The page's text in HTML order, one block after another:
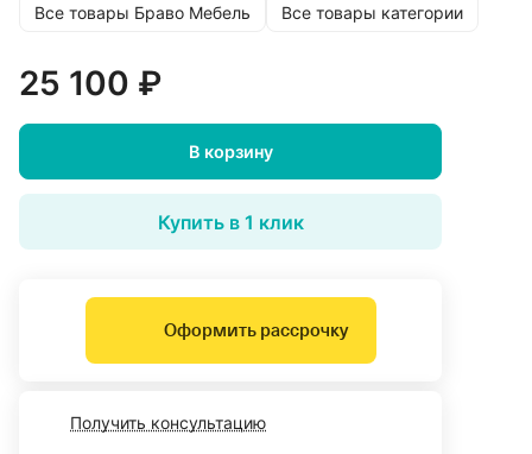
Все товары Браво Мебель Все товары категории
25 100 ₽
В корзину
Купить в 1 клик
Оформить рассрочку
Получить консультацию